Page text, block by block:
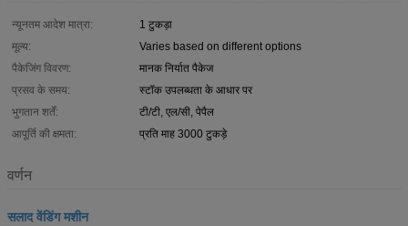
न्यूनतम आदेश मात्रा:
1 टुकड़ा
मूल्य:
Varies based on different options
पैकेजिंग विवरण:
मानक निर्यात पैकेज
प्रसव के समय:
स्टॉक उपलब्धता के आधार पर
भुगतान शर्तें:
टी/टी, एल/सी, पेपैल
आपूर्ति की क्षमता:
प्रति माह 3000 टुकड़े
वर्णन
सलाद वेंडिंग मशीन